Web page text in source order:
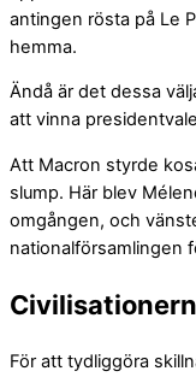
antingen rösta på Le
hemma.
Ändå är det dessa
att vinna
Att Macron styrde
slump. Här blev
omgången, och
nationalförsamlingen
För att tydliggöra